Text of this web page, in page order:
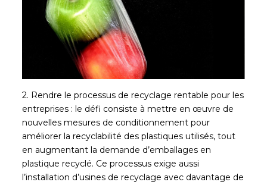
2. Rendre le processus de recyclage rentable pour les
entreprises : le défi consiste à mettre en œuvre de
nouvelles mesures de conditionnement pour
améliorer la recyclabilité des plastiques utilisés, tout
en augmentant la demande d’emballages en
plastique recyclé. Ce processus exige aussi
l’installation d’usines de recyclage avec davantage de